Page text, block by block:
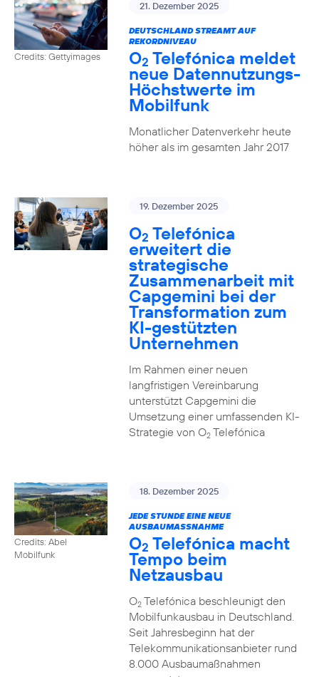
Credits: Gettyimages
21. Dezember 2025
DEUTSCHLAND STREAMT AUF
REKORDNIVEAU
O2 Telefónica meldet
neue Datennutzungs-
Höchstwerte im
Mobilfunk
Monatlicher Datenverkehr heute
höher als im gesamten Jahr 2017
19. Dezember 2025
O2 Telefónica
erweitert die
strategische
Zusammenarbeit mit
Capgemini bei der
Transformation zum
KI-gestützten
Unternehmen
Im Rahmen einer neuen
langfristigen Vereinbarung
unterstützt Capgemini die
Umsetzung einer umfassenden KI-
Strategie von O2Telefónica
Credits: Abel
Mobilfunk
18. Dezember 2025
JEDE STUNDE EINE NEUE
AUSBAUMASSNAHME
O2 Telefónica macht
Tempo beim
Netzausbau
O2Telefónica beschleunigt den
Mobilfunkausbau in Deutschland.
Seit Jahresbeginn hat der
Telekommunikationsanbieter rund
8.000 Ausbaumaßnahmen